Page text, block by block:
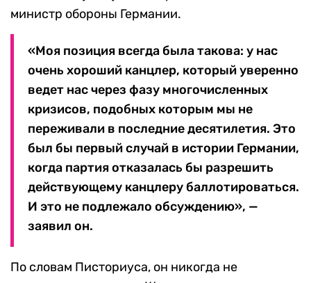
министр обороны Германии.
«Моя позиция всегда была такова: у нас
очень хороший канцлер, который уверенно
ведет нас через фазу многочисленных
кризисов, подобных которым мы не
переживали в последние десятилетия. Это
был бы первый случай в истории Германии,
когда партия отказалась бы разрешить
действующему канцлеру баллотироваться.
И это не подлежало обсуждению», —
заявил он.
По словам Писториуса, он никогда не